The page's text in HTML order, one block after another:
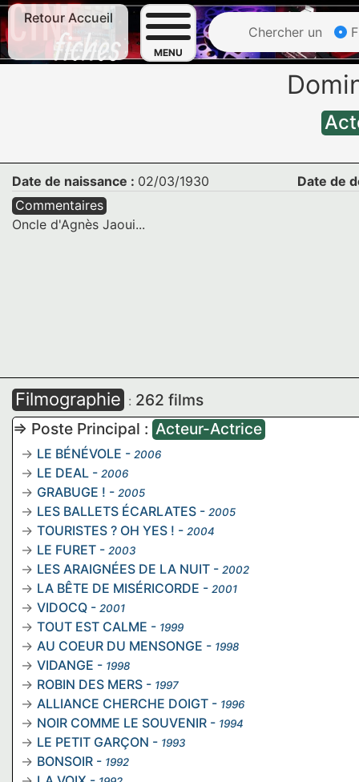
Retour Accueil
MENU
Chercher un
Date de naissance : 02/03/1930
Date de
Commentaires
Oncle d'Agnès Jaoui...
Filmographie : 262 films
=> Poste Principal : Acteur-Actrice
LE BÉNÉVOLE - 2006
LE DEAL - 2006
GRABUGE ! - 2005
LES BALLETS ÉCARLATES - 2005
TOURISTES ? OH YES ! - 2004
LE FURET - 2003
LES ARAIGNÉES DE LA NUIT - 2002
LA BÊTE DE MISÉRICORDE - 2001
VIDOCQ - 2001
TOUT EST CALME - 1999
AU COEUR DU MENSONGE - 1998
VIDANGE - 1998
ROBIN DES MERS - 1997
ALLIANCE CHERCHE DOIGT - 1996
NOIR COMME LE SOUVENIR - 1994
LE PETIT GARÇON - 1993
BONSOIR - 1992